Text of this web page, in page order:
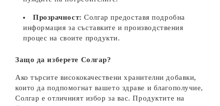
Прозрачност: Солгар предоставя подробна
информация за съставките и производствения
процес на своите продукти.
Защо да изберете Солгар?
Ако търсите висококачествени хранителни добавки,
които да подпомогнат вашето здраве и благополучие,
Солгар е отличният избор за вас. Продуктите на